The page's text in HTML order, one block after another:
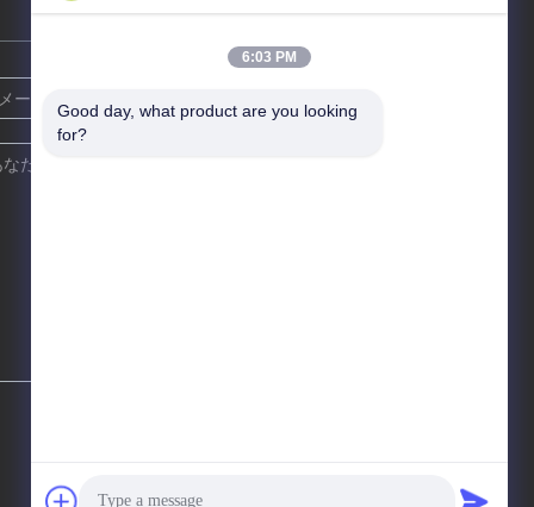
6:03 PM
Good day, what product are you looking
for?